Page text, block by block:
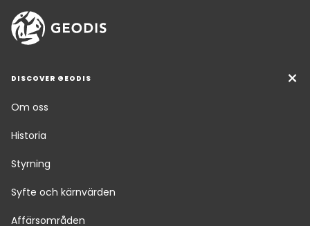
DISCOVER GEODIS
Om oss
Historia
Styrning
Syfte och kärnvärden
Affärsområden